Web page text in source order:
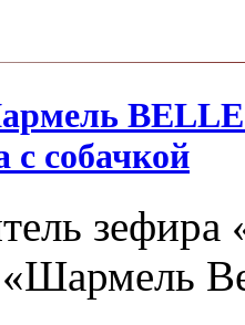
с собачкой
«Шармель